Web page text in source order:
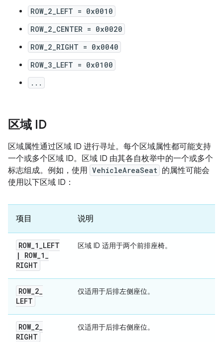
ROW_2_LEFT = 0x0010
ROW_2_CENTER = 0x0020
ROW_2_RIGHT = 0x0040
ROW_3_LEFT = 0x0100
...
区域 ID
区域属性通过区域 ID 进行寻址。每个区域属性都可能支持
一个或多个区域 ID。区域 ID 由其各自枚举中的一个或多个
标志组成。例如，使用 VehicleAreaSeat 的属性可能会
使用以下区域 ID：
项目 说明
ROW_1_LEFT
|
ROW_1_
RIGHT
区域 ID 适用于两个前排座椅。
ROW_2_
LEFT
仅适用于后排左侧座位。
ROW_2_
RIGHT
仅适用于后排右侧座位。